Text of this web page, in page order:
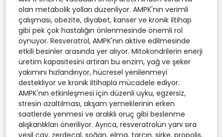
olan metabolik yolları düzenliyor. AMPK'nın verimli
çalışması, obezite, diyabet, kanser ve kronik iltihap
gibi pek çok hastalığın önlenmesinde önemli rol
oynuyor. Resveratrol, AMPK'nın aktive edilmesinde
etkili besinler arasında yer alıyor. Mitokondrilerin enerji
üretim kapasitesini artıran bu enzim, yağ ve şeker
yakımını hızlandırıyor, hücresel yenilenmeyi
destekliyor ve kronik iltihapla mücadele ediyor.
AMPK'nın etkinleşmesi için düzenli uyku, egzersiz,
stresin azaltılması, akşam yemeklerinin erken
saatlerde yenmesi ve aralıklı oruç gibi beslenme
alışkanlıkları öneriliyor. Ayrıca, resveratrolün yanı sıra
yeşil çay, zerdeçal, soğan, elma, tarçın, sirke, propolis,